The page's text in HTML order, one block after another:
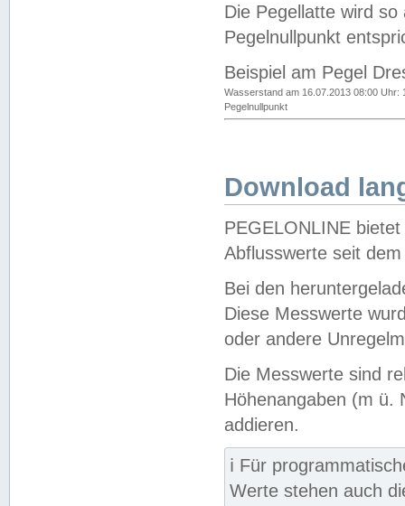
Die Pegellatte wird
Pegelnullpunkt
Beispiel am Pegel
Wasserstand am 16.07.2013 08:00 Uhr:
Pegelnullpunkt
Download
PEGELONLINE
Abflusswerte seit
Bei den
Diese Messwerte
oder andere
Die Messwerte sind
Höhenangaben (m ü.
addieren.
ℹ️ Für
Werte stehen auch